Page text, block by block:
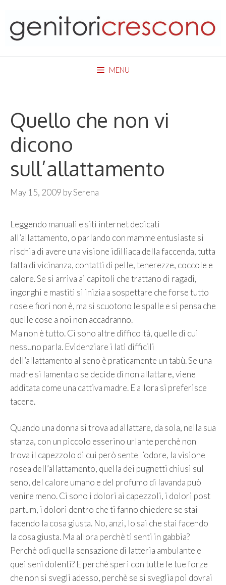
content
MENU
Quello che non vi
dicono
sull’allattamento
May 15, 2009 bySerena
Leggendo manuali e siti internet dedicati
all’allattamento, o parlando con mamme entusiaste si
rischia di avere una visione idilliaca della faccenda, tutta
fatta di vicinanza, contatti di pelle, tenerezze, coccole e
calore. Se si arriva ai capitoli che trattano di ragadi,
ingorghi e mastiti si inizia a sospettare che forse tutto
rose e fiori non è, ma si scuotono le spalle e si pensa che
quelle cose a noi non accadranno.
Ma non è tutto. Ci sono altre difficoltà, quelle di cui
nessuno parla. Evidenziare i lati difficili
dell’allattamento al seno è praticamente un tabù. Se una
madre si lamenta o se decide di non allattare, viene
additata come una cattiva madre. E allora si preferisce
tacere.
Quando una donna si trova ad allattare, da sola, nella sua
stanza, con un piccolo esserino urlante perchè non
trova il capezzolo di cui però sente l’odore, la visione
rosea dell’allattamento, quella dei pugnetti chiusi sul
seno, del calore umano e del profumo di lavanda può
venire meno. Ci sono i dolori ai capezzoli, i dolori post
partum, i dolori dentro che ti fanno chiedere se stai
facendo la cosa giusta. No, anzi, lo sai che stai facendo
la cosa giusta. Ma allora perchè ti senti in gabbia?
Perchè odi quella sensazione di latteria ambulante e
quei seni dolenti? E perchè speri con tutte le tue forze
che non si svegli adesso, perchè se si sveglia poi dovrai